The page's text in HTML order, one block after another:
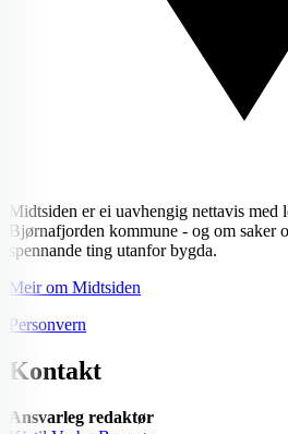
Midtsiden er ei uavhengig nettavis med
Bjørnafjorden kommune - og om saker
spennande ting utanfor bygda.
Meir om Midtsiden
Personvern
Kontakt
Ansvarleg redaktør